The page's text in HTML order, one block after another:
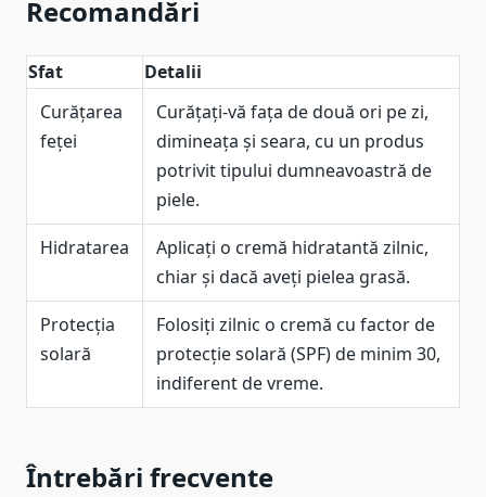
Recomandări
Sfat
Detalii
Curățarea
feței
Curățați-vă fața de două ori pe zi,
dimineața și seara, cu un produs
potrivit tipului dumneavoastră de
piele.
Hidratarea
Aplicați o cremă hidratantă zilnic,
chiar și dacă aveți pielea grasă.
Protecția
solară
Folosiți zilnic o cremă cu factor de
protecție solară (SPF) de minim 30,
indiferent de vreme.
Întrebări frecvente